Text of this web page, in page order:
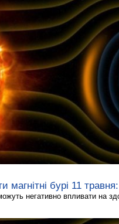
магнітні бурі 11
можуть негативно впливати на